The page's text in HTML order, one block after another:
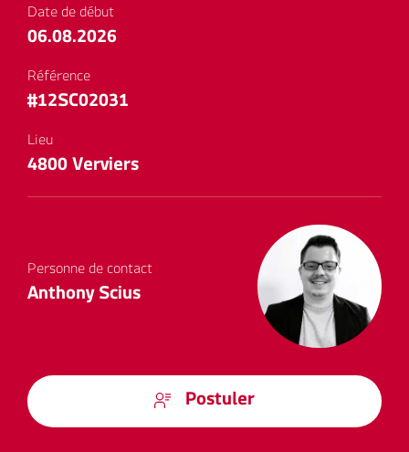
Date de début
06.08.2026
Référence
#12SC02031
Lieu
4800 Verviers
Personne de contact
Anthony Scius
Postuler